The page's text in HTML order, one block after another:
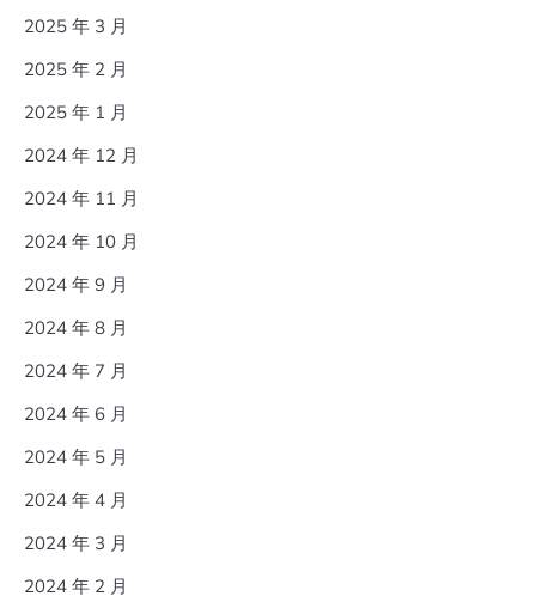
2025 年 3 月
2025 年 2 月
2025 年 1 月
2024 年 12 月
2024 年 11 月
2024 年 10 月
2024 年 9 月
2024 年 8 月
2024 年 7 月
2024 年 6 月
2024 年 5 月
2024 年 4 月
2024 年 3 月
2024 年 2 月